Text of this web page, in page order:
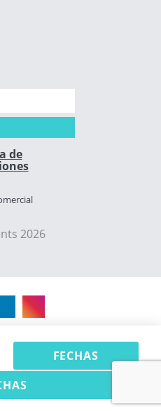
FECHAS
de
2026
vacacional Avantio